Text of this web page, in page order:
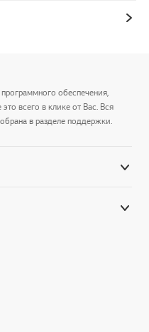
обеспечения,
всего в клике от Вас. Вся
в разделе поддержки.